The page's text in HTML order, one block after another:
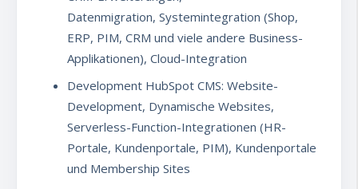
Datenmigration, Systemintegration (Shop,
ERP, PIM, CRM und viele andere Business-
Applikationen), Cloud-Integration
Development HubSpot CMS: Website-
Development, Dynamische Websites,
Serverless-Function-Integrationen (HR-
Portale, Kundenportale, PIM), Kundenportale
und Membership Sites